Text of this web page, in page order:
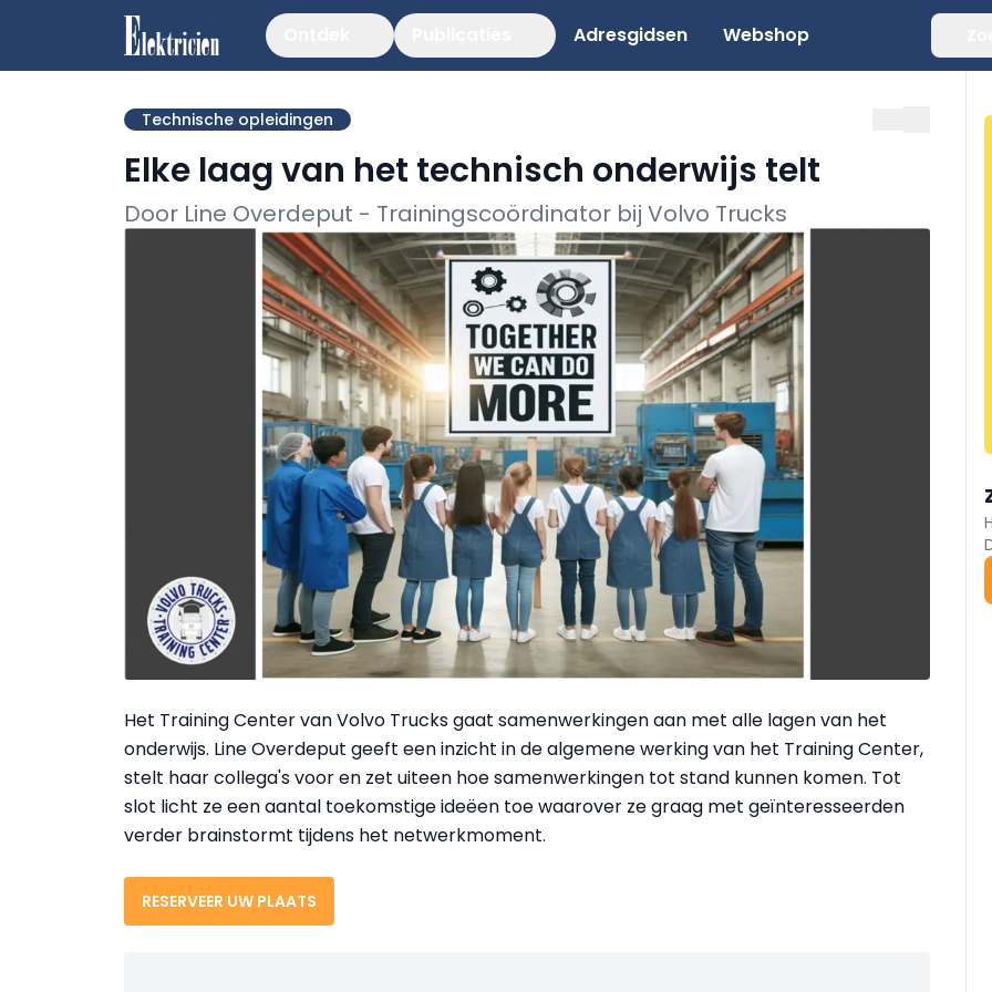
Adresgidsen Webshop
Technische opleidingen
Elke laag van het technisch onderwijs telt
Door Line Overdeput - Trainingscoördinator bij Volvo Trucks
Het Training Center van Volvo Trucks gaat samenwerkingen aan met alle lagen van het
onderwijs. Line Overdeput geeft een inzicht in de algemene werking van het Training Center,
stelt haar collega's voor en zet uiteen hoe samenwerkingen tot stand kunnen komen. Tot
slot licht ze een aantal toekomstige ideëen toe waarover ze graag met geïnteresseerden
verder brainstormt tijdens het netwerkmoment.
RESERVEER UW PLAATS